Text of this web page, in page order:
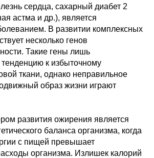
сердца, сахарный диабет 2
астма и др.), является
В развитии комплексных
несколько генов
Такие гены лишь
к избыточному
ткани, однако неправильное
образ жизни играют
развития ожирения является
баланса организма, когда
с пищей превышает
организма. Излишек калорий